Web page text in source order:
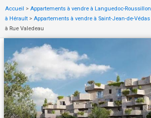
Accueil > Appartements à vendre à Languedoc-Roussillon
à Hérault > Appartements à vendre à Saint-Jean-de-Védas
à Rue Valedeau